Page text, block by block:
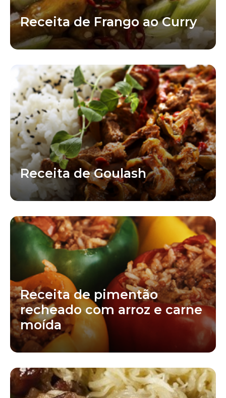
Receita de Frango ao Curry
Receita de Goulash
Receita de pimentão
recheado com arroz e carne
moída